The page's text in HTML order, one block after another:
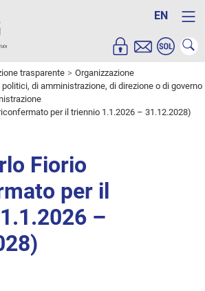
EN
trasparente
Organizzazione
di amministrazione, di direzione o di governo
per il triennio 1.1.2026 – 31.12.2028)
Fiorio
per il
–